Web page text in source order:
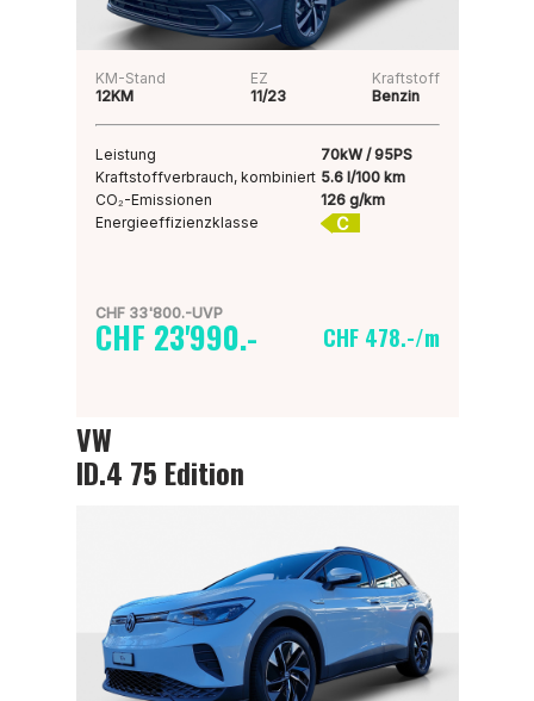
KM-Stand
12KM
EZ
11/23
Kraftstoff
Benzin
Leistung
70kW / 95PS
Kraftstoffverbrauch, kombiniert 5.6 l/100 km
CO₂-Emissionen
126 g/km
Energieeffizienzklasse
C
CHF 33'800.-UVP
CHF 23'990.- CHF 478.-/m
VW
ID.4 75 Edition